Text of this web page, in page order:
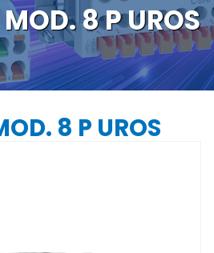
8 P UROS
8 P UROS